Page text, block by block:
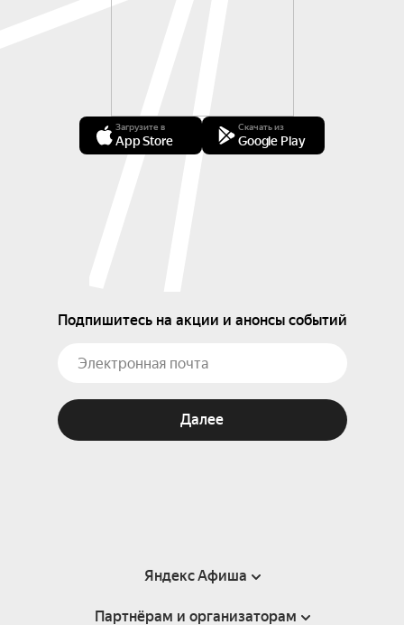
Загрузите в
App Store
Скачать из
Google Play
Подпишитесь на акции и анонсы событий
Далее
Яндекс Афиша
Справка
Партнёрам и организаторам